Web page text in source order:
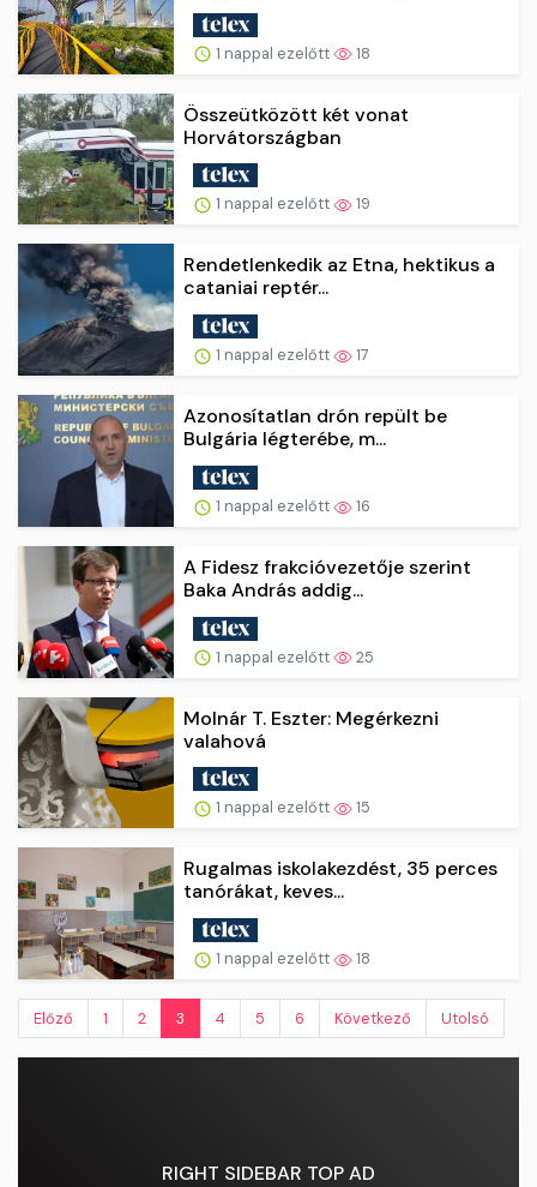
1 nappal ezelőtt 18
Összeütközött két vonat
Horvátországban
1 nappal ezelőtt 19
Rendetlenkedik az Etna, hektikus a
cataniai reptér...
1 nappal ezelőtt 17
Azonosítatlan drón repült be
Bulgária légterébe, m...
1 nappal ezelőtt 16
A Fidesz frakcióvezetője szerint
Baka András addig...
1 nappal ezelőtt 25
Molnár T. Eszter: Megérkezni
valahová
1 nappal ezelőtt 15
Rugalmas iskolakezdést, 35 perces
tanórákat, keves...
1 nappal ezelőtt 18
Előző 1 2 3 4 5 6 Következő Utolsó
RIGHT SIDEBAR TOP AD